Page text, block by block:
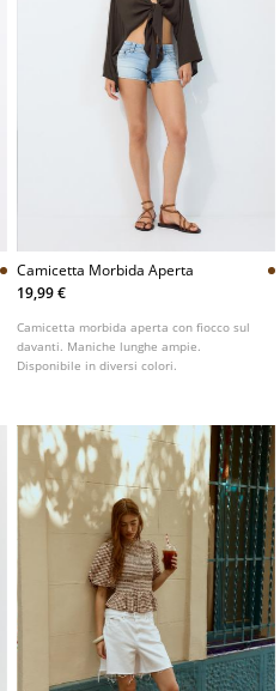
Camicetta Morbida Aperta
19,99 €
Camicetta morbida aperta con fiocco sul
davanti. Maniche lunghe ampie.
Disponibile in diversi colori.